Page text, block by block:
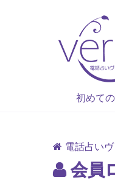
初めて
電話占い
会員